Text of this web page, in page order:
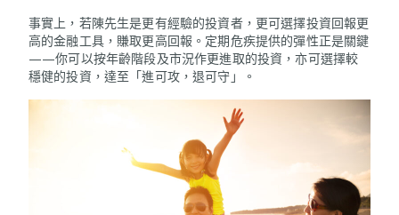
事實上，若陳先生是更有經驗的投資者，更可選擇投資回報更
高的金融工具，賺取更高回報。定期危疾提供的彈性正是關鍵
——你可以按年齡階段及市況作更進取的投資，亦可選擇較
穩健的投資，達至「進可攻，退可守」。